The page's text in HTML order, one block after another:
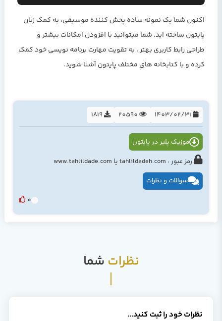
اکنون شما یک نمونه ساده پخش کننده موسیقی، به کمک زبان
پایتون ساخته اید. شما میتوانید با افزودن امکانات بیشتر و
طراحی رابط کاربری بهتر ، به تقویت مهارت برنامه نویسی خود کمک
کرده و با کتابخانه های مختلف پایتون آشنا شوید.
1819
موزیک پلیر در پایتون
رمز عبور : tahlildadeh.com یا www.tahlildade.com
سوالات و نظرات
0
نظرات شما
نظرات خود را ثبت کنید...